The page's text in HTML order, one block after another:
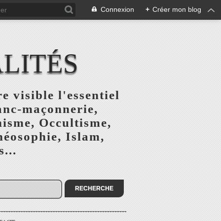
Connexion + Créer mon blog
visible l'essentiel
maçonnerie,
Occultisme,
Islam,